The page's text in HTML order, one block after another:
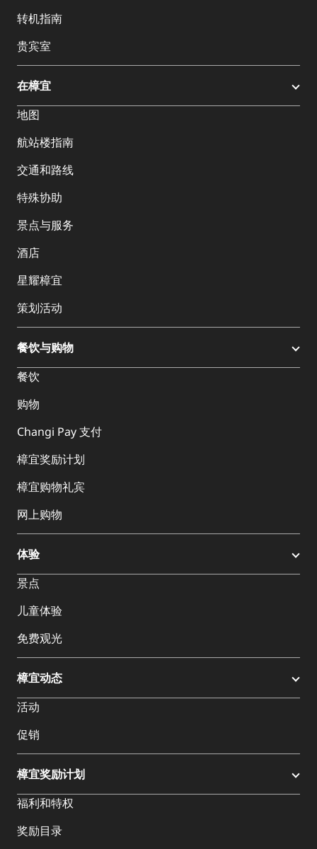
转机指南
贵宾室
在樟宜
地图
航站楼指南
交通和路线
特殊协助
景点与服务
酒店
星耀樟宜
策划活动
餐饮与购物
餐饮
购物
Changi Pay 支付
樟宜奖励计划
樟宜购物礼宾
网上购物
体验
景点
儿童体验
免费观光
樟宜动态
活动
促销
樟宜奖励计划
福利和特权
奖励目录